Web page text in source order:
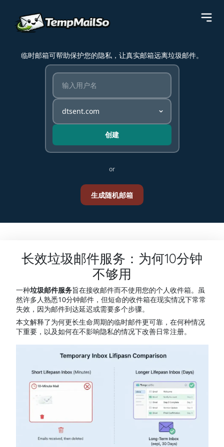
临时邮箱可帮助保护您的隐私，让真实邮箱远离垃圾邮件。
创建
or
生成随机邮箱
长效垃圾邮件服务：为何10分钟
不够用
一种垃圾邮件服务旨在接收邮件而不使用您的个人收件箱。虽
然许多人熟悉10分钟邮件，但短命的收件箱在现实情况下常常
失效，因为邮件到达延迟或需要多个步骤。
本文解释了为何更长生命周期的临时邮件更可靠，在何种情况
下重要，以及如何在不影响隐私的情况下改善日常注册。